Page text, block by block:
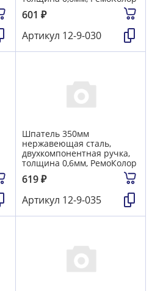
601 ₽
Артикул 12-9-030
Шпатель 350мм
нержавеющая сталь,
двухкомпонентная ручка,
толщина 0,6мм, РемоКолор
619₽
Артикул 12-9-035